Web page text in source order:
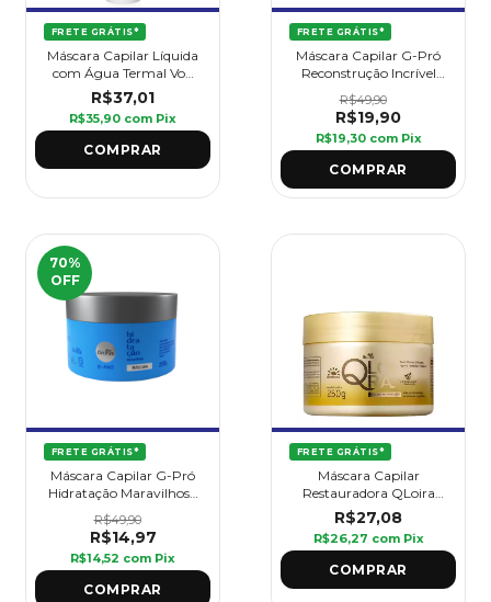
FRETE GRÁTIS*
Máscara Capilar Líquida
com Água Termal Vou
De Coco 120 ml - Griffus
R$37,01
R$35,90 com Pix
FRETE GRÁTIS*
Máscara Capilar G-Pró
Reconstrução Incrível
250 g - Griffus
R$49,90
R$19,90
R$19,30 com Pix
70%
OFF
FRETE GRÁTIS*
Máscara Capilar G-Pró
Hidratação Maravilhosa
250 g - Griffus
R$49,90
R$14,97
R$14,52 com Pix
FRETE GRÁTIS*
Máscara Capilar
Restauradora QLoira
250 g - Griffus
R$27,08
R$26,27 com Pix